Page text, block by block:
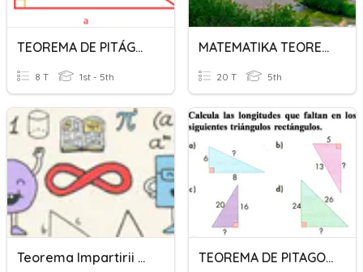
TEOREMA DE PITÁGORAS
8 T 1st - 5th
MATEMATIKA TEOREMA PHYTAGORAS
20 T 5th
Teorema Impartirii Cu Rest TEOREMA DE PITAGORAS